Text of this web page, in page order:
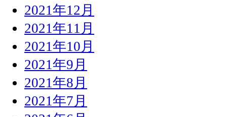
2021年12月
2021年11月
2021年10月
2021年9月
2021年8月
2021年7月